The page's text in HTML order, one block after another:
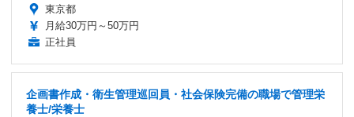
東京都
月給30万円～50万円
正社員
企画書作成・衛生管理巡回員・社会保険完備の職場で管理栄
養士/栄養士